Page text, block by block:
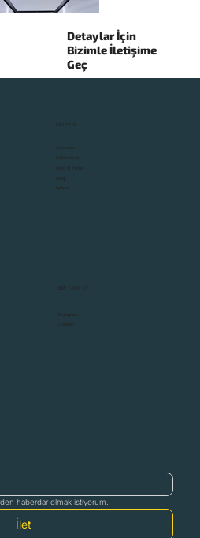
Detaylar İçin
Bizimle İletişime
Geç
haberdar olmak istiyorum.
İlet
BİZİ TAKİP ET
Anasayfa
İkinci El Yatlar
Instagram